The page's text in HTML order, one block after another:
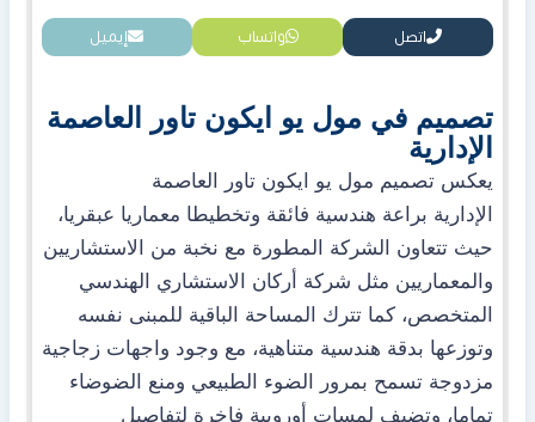
اتصل واتساب إيميل
تصميم في مول يو ايكون تاور العاصمة
الإدارية
يعكس تصميم مول يو ايكون تاور العاصمة
الإدارية براعة هندسية فائقة وتخطيطا معماريا عبقريا،
حيث تتعاون الشركة المطورة مع نخبة من الاستشاريين
والمعماريين مثل شركة أركان الاستشاري الهندسي
المتخصص، كما تترك المساحة الباقية للمبنى نفسه
وتوزعها بدقة هندسية متناهية، مع وجود واجهات زجاجية
مزدوجة تسمح بمرور الضوء الطبيعي ومنع الضوضاء
تماما، وتضيف لمسات أوروبية فاخرة لتفاصيل